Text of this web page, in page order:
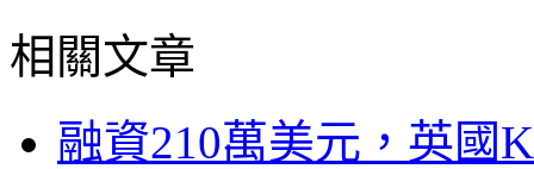
相關文章
融資210萬美元，英國